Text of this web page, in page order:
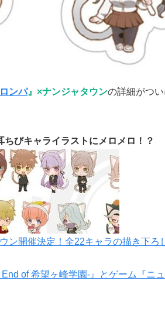
ンパ』×ナンジャタウンの詳細がつ
びキャライラストにメロメロ！？
ン開催決定！全22キャラの描き下ろ
of 希望ヶ峰学園-』とゲーム『ニ